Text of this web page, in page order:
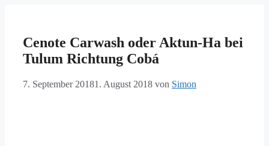
Cenote Carwash oder Aktun-Ha bei
Tulum Richtung Cobá
7. September 20181. August 2018 von Simon